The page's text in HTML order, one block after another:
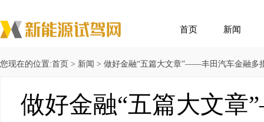
首页 新闻
您现在的位置:首页 > 新闻 > 做好金融“五篇大文章”——丰田汽车金融多
做好金融“五篇大文